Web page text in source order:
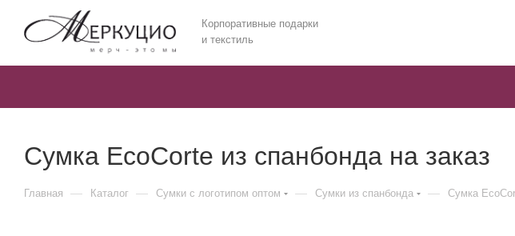
Корпоративные подарки
и текстиль
Сумка EcoCorte из спанбонда на заказ
Главная — Каталог — Сумки с логотипом оптом — Сумки из спанбонда — Сумка